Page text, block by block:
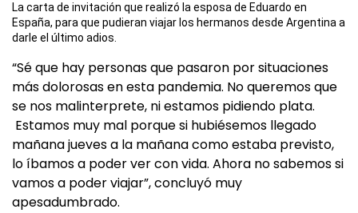
La carta de invitación que realizó la esposa de Eduardo en
España, para que pudieran viajar los hermanos desde Argentina a
darle el último adios.
“Sé que hay personas que pasaron por situaciones
más dolorosas en esta pandemia. No queremos que
se nos malinterprete, ni estamos pidiendo plata.
Estamos muy mal porque si hubiésemos llegado
mañana jueves a la mañana como estaba previsto,
lo íbamos a poder ver con vida. Ahora no sabemos si
vamos a poder viajar”, concluyó muy
apesadumbrado.